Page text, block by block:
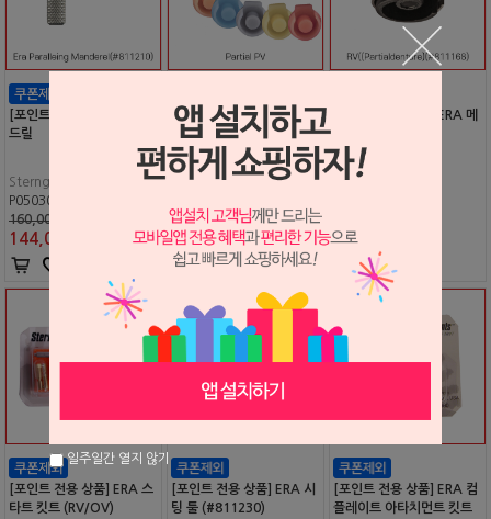
[포인트 전용 상품] ERA 만
드릴
Sterngold
P0503061
160,000원
144,000
[포인트 전용 상품] ERA 매
일 리필
Sterngold
90,000원
81,000원
[포인트 전용 상품] ERA 메
Sterngold
108,000
[포인트 전용 상품] ERA 스
타트 킷트 (RV/OV)
[포인트 전용 상품] ERA 시
팅 툴 (#811230)
[포인트 전용 상품] ERA 컴
플레이트 아타치먼트 킷트
일주일간 열지 않기